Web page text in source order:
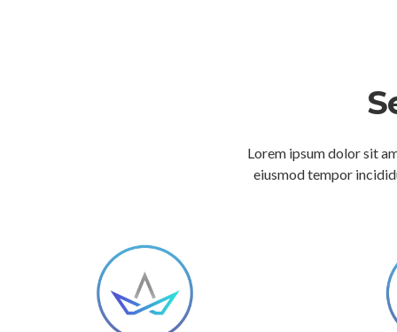
Lorem ipsum dolor sit
eiusmod tempor